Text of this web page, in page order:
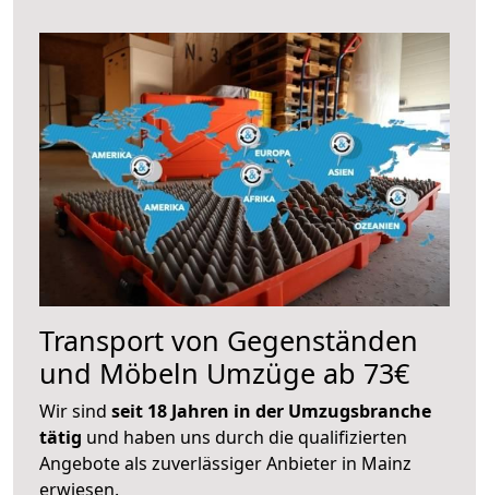
Transport von Gegenständen
und Möbeln Umzüge ab 73€
Wir sind seit 18 Jahren in der Umzugsbranche
tätig und haben uns durch die qualifizierten
Angebote als zuverlässiger Anbieter in Mainz
erwiesen.